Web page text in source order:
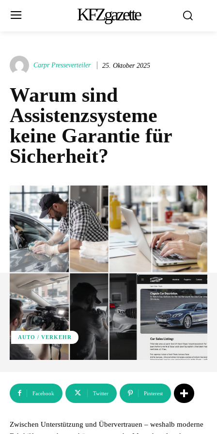
KFZgazette
Carpr Presseverteiler 25. Oktober 2025
Warum sind
Assistenzsysteme
keine Garantie für
Sicherheit?
AUTO / VERKEHR
Facebook Twitter Pinterest
Zwischen Unterstützung und Übervertrauen – weshalb moderne